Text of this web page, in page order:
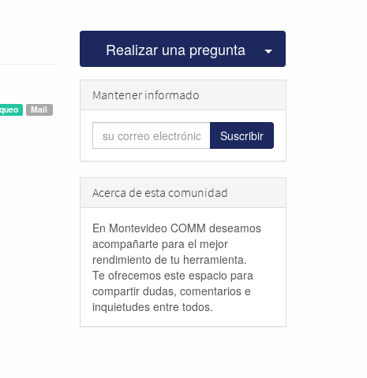
Mail
Realizar una pregunta Seleccionar
Mantener informado
Suscribir
Acerca de esta comunidad
En Montevideo COMM deseamos
acompañarte para el mejor
rendimiento de tu herramienta.
Te ofrecemos este espacio para
compartir dudas, comentarios e
inquietudes entre todos.